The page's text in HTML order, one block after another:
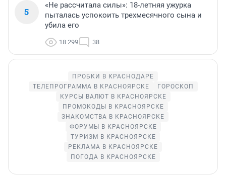
5
«Не рассчитала силы»: 18-летняя ужурка
пыталась успокоить трехмесячного сына и
убила его
18 299 38
ПРОБКИ В КРАСНОДАРЕ
ТЕЛЕПРОГРАММА В КРАСНОЯРСКЕ
ГОРОСКОП
КУРСЫ ВАЛЮТ В КРАСНОЯРСКЕ
ПРОМОКОДЫ В КРАСНОЯРСКЕ
ЗНАКОМСТВА В КРАСНОЯРСКЕ
ФОРУМЫ В КРАСНОЯРСКЕ
ТУРИЗМ В КРАСНОЯРСКЕ
РЕКЛАМА В КРАСНОЯРСКЕ
ПОГОДА В КРАСНОЯРСКЕ